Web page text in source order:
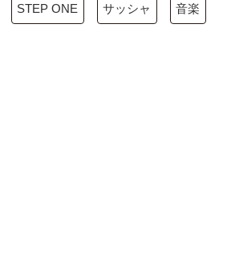
STEP ONE サッシャ 音楽